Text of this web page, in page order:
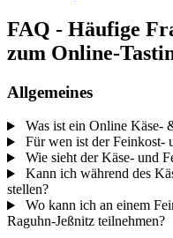
FAQ - Häufige
zum Online-
Allgemeines
Was ist ein Online Käse-
Für wen ist der Feinkost-
Wie sieht der Käse- und
Kann ich während des
stellen?
Wo kann ich an einem
Raguhn-Jeßnitz teilnehmen?